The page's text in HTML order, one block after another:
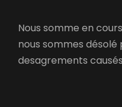
Nous somme en
nous sommes désolé
desagrements causés